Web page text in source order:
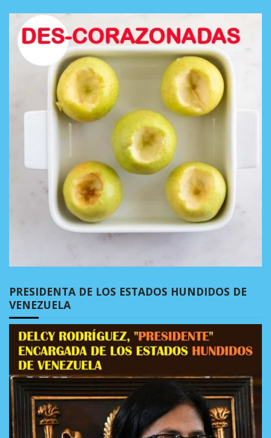
PRESIDENTA DE LOS ESTADOS HUNDIDOS DE
VENEZUELA